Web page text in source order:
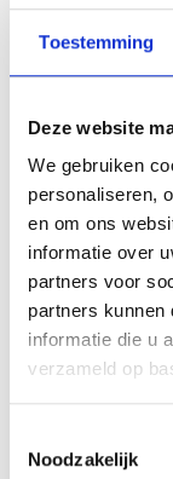
Toestemming
Deze website
We gebruiken
personaliseren,
en om ons
informatie over
partners voor
partners kunnen
informatie die u
verzameld op
Noodzakelijk